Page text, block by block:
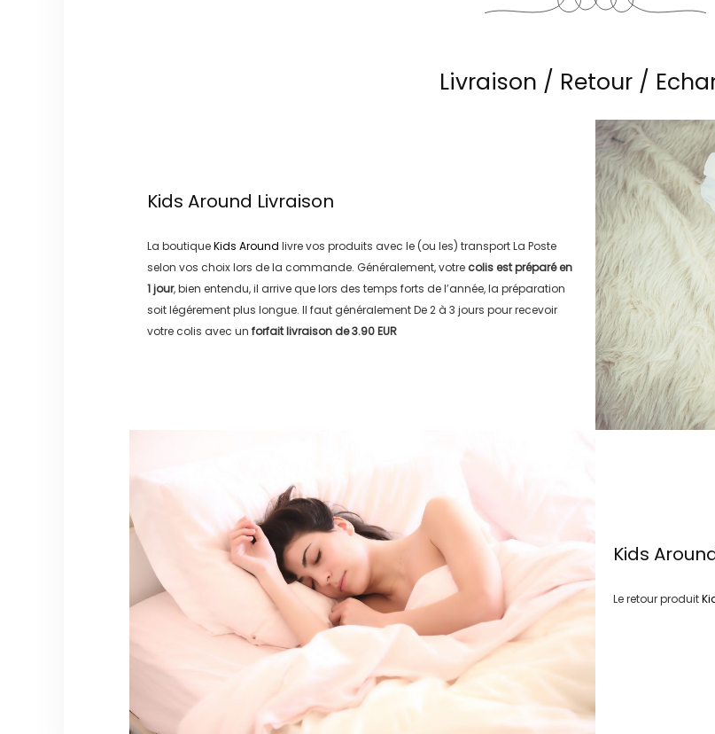
Livraison / Retour /
Kids Around Livraison
La boutiqueKids Around livre vos produits avec le (ou les) transportLa Poste
selon vos choix lors de la commande. Généralement, votre colis est préparé en
1 jour, bien entendu, il arrive que lors des temps forts de l’année, la préparation
soit légérement plus longue. Il faut généralementDe 2 à 3 jours pour recevoir
votre colis avec un forfait livraison de3.90 EUR
Kids
Le retour produit